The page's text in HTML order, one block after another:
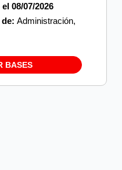
08/07/2026
Administración,
BASES